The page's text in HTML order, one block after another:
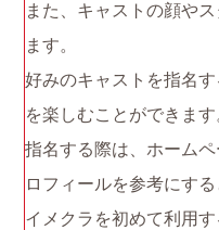
また、キャストの顔や
ます。
好みのキャストを指名
を楽しむことができます
指名する際は、ホーム
ロフィールを参考にする
イメクラを初めて利用